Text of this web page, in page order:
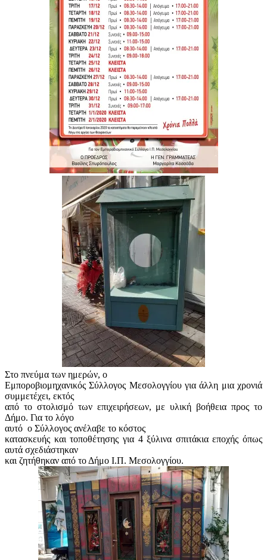
Στο πνεύμα των ημερών, ο
Εμποροβιομηχανικός Σύλλογος Μεσολογγίου για άλλη μια χρονιά
συμμετέχει, εκτός
από το στολισμό των επιχειρήσεων, με υλική βοήθεια προς το
Δήμο. Για το λόγο
αυτό ο Σύλλογος ανέλαβε το κόστος
κατασκευής και τοποθέτησης για 4 ξύλινα σπιτάκια εποχής όπως
αυτά σχεδιάστηκαν
και ζητήθηκαν από το Δήμο Ι.Π. Μεσολογγίου.